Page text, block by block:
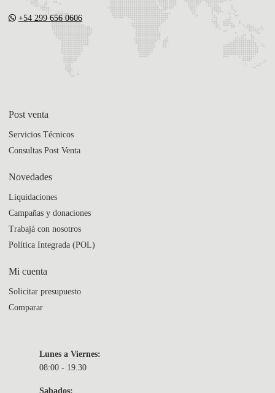
+54 299 656 0606
Post venta
Servicios Técnicos
Consultas Post Venta
Novedades
Liquidaciones
Campañas y donaciones
Trabajá con nosotros
Política Integrada (POL)
Mi cuenta
Solicitar presupuesto
Comparar
Lunes a Viernes:
08:00 - 19.30
Sabados: